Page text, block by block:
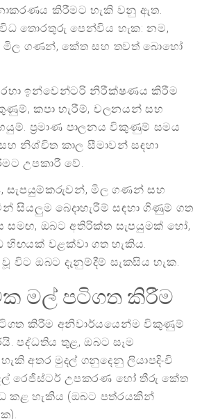
කිරීමට හැකි වනු ඇත.
තොරතුරු පෙන්විය හැක: නම,
මිල ගණන්, කේත සහ තවත් බොහෝ
හරහා ඉන්වෙන්ටරි නිරීක්ෂණය කිරීම
කපා හැරීම්, චලනයන් සහ
ප්‍රමාණ පාලනය විකුණුම් සමය
නිශ්චිත කාල සීමාවන් සඳහා
උපකාරී වේ.
සැපයුම්කරුවන්, මිල ගණන් සහ
සියලුම බෙදාහැරීම් සඳහා ගිණුම් ගත
සමඟ, ඔබට අතිරික්ත සැපයුමක් හෝ,
හිඟයක් වළක්වා ගත හැකිය.
විට ඔබට දැනුම්දීම් සැකසිය හැක.
මල් පටිගත කිරීම
කිරීම අනිවාර්යයෙන්ම විකුණුම්
පද්ධතිය තුළ, ඔබට සෑම
අතර මුදල් ගනුදෙනු ලියාපදිංචි
රෙජිස්ටර් උපකරණ හෝ තීරු කේත
කළ හැකිය (ඔබට පත්රයකින්